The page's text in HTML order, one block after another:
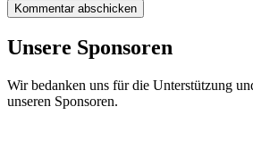
Unsere Sponsoren
Wir bedanken uns für die Unterstützung
unseren Sponsoren.